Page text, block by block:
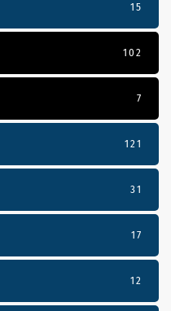
15
102
7
121
31
17
12